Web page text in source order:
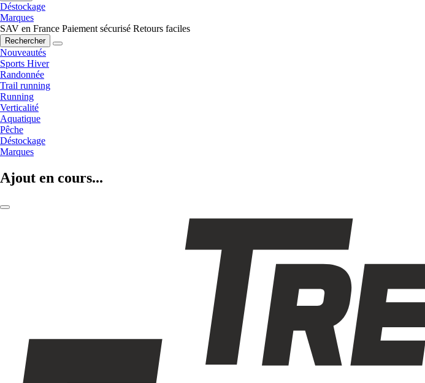
Déstockage
Marques
SAV en France Paiement sécurisé Retours faciles
Rechercher
Nouveautés
Sports Hiver
Randonnée
Trail running
Running
Verticalité
Aquatique
Pêche
Déstockage
Marques
Ajout en cours...